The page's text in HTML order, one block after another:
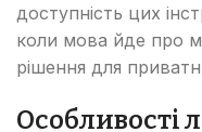
доступність цих
коли мова йде про
рішення для
Особливості